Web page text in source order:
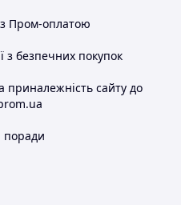
Пром-оплатою
з безпечних покупок
приналежність сайту до
поради